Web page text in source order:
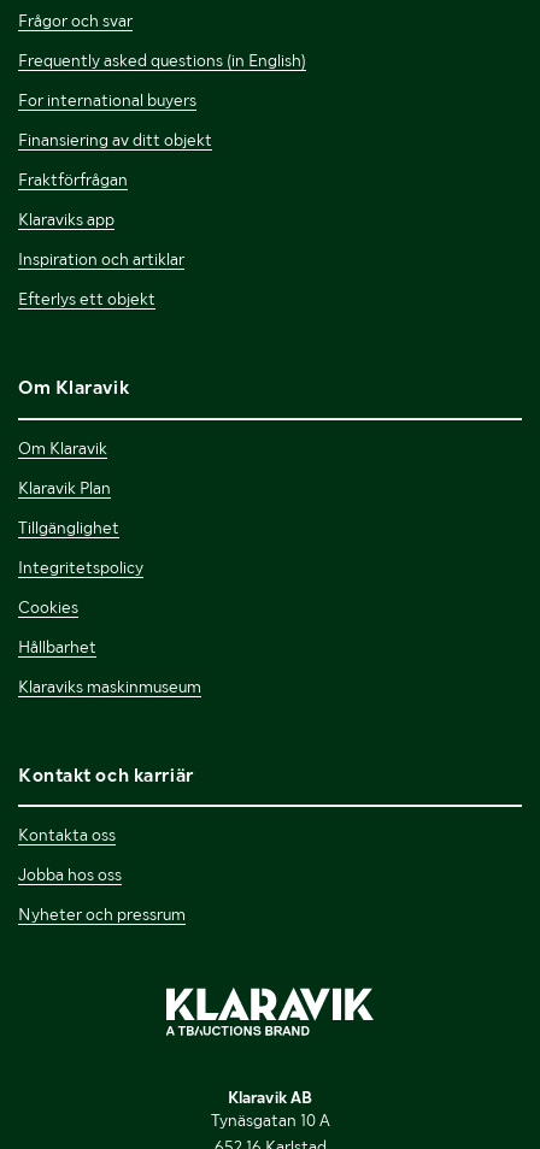
Frågor och svar
Frequently asked questions (in English)
For international buyers
Finansiering av ditt objekt
Fraktförfrågan
Klaraviks app
Inspiration och artiklar
Efterlys ett objekt
Om Klaravik
Om Klaravik
Klaravik Plan
Tillgänglighet
Integritetspolicy
Cookies
Hållbarhet
Klaraviks maskinmuseum
Kontakt och karriär
Kontakta oss
Jobba hos oss
Nyheter och pressrum
Klaravik AB
Tynäsgatan 10 A